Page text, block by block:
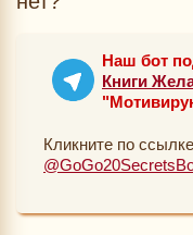
Наш бот
Книги
Кликните по